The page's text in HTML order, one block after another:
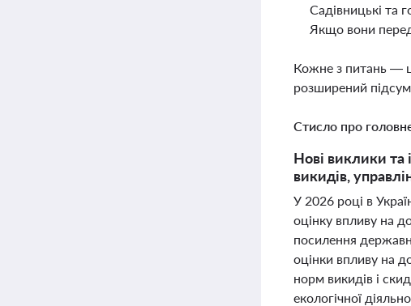
Садівницькі та
Якщо вони
Кожне з питань —
розширений
Стисло про
Нові виклики та
викидів,
У 2026 році в
оцінку впливу на
посилення
оцінки впливу на
норм викидів і
екологічної